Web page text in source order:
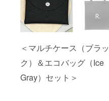
＜マルチケース（ブラッ
ク）＆エコバッグ（Ice
Gray）セット＞